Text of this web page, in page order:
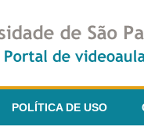
POLÍTICA DE USO